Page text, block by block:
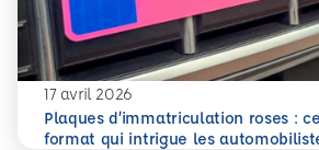
17 avril 2026
Plaques d’immatriculation roses :
format qui intrigue les
En savoir plus
Plaques d’immatriculation roses :